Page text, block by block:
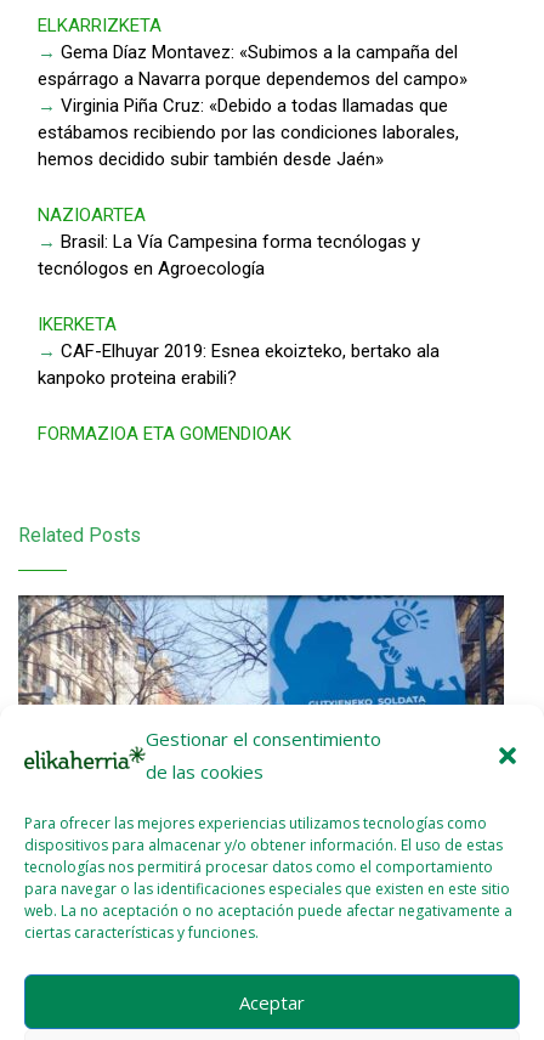
Gestionar el consentimiento
de las cookies
Para ofrecer las mejores experiencias utilizamos tecnologías como
dispositivos para almacenar y/o obtener información. El uso de estas
tecnologías nos permitirá procesar datos como el comportamiento
para navegar o las identificaciones especiales que existen en este sitio
web. La no aceptación o no aceptación puede afectar negativamente a
ciertas características y funciones.
Aceptar
ELKARRIZKETA
→ Gema Díaz Montavez: «Subimos a la campaña del
espárrago a Navarra porque dependemos del campo»
→ Virginia Piña Cruz: «Debido a todas llamadas que
estábamos recibiendo por las condiciones laborales,
hemos decidido subir también desde Jaén»
NAZIOARTEA
→ Brasil: La Vía Campesina forma tecnólogas y
tecnólogos en Agroecología
IKERKETA
→ CAF-Elhuyar 2019: Esnea ekoizteko, bertako ala
kanpoko proteina erabili?
FORMAZIOA ETA GOMENDIOAK
Related Posts
Etxalde 92 (Febrero – Marzo 2026)
WEBMASTER